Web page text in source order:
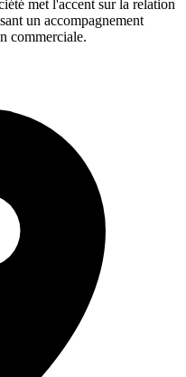
met l'accent sur la relation
un accompagnement
commerciale.